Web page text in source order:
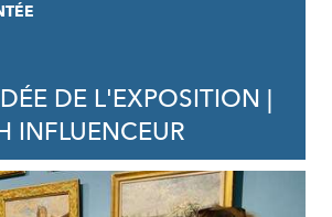
DE L'EXPOSITION |
INFLUENCEUR